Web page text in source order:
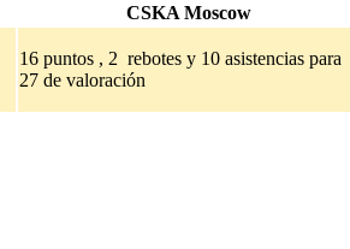
CSKA Moscow
16 puntos , 2 rebotes y 10 asistencias para
27 de valoración